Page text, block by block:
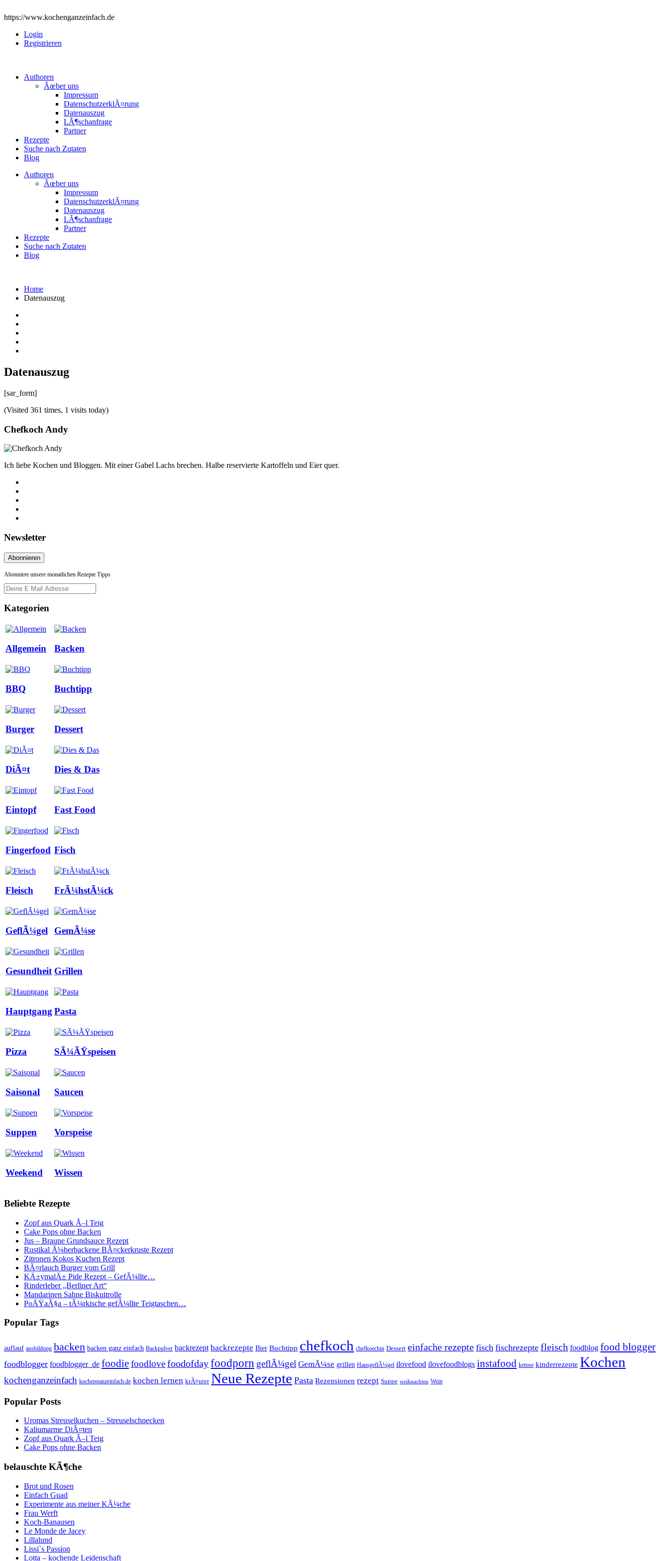
https://www.kochenganzeinfach.de
Login
Registrieren
Authoren
Ãœber uns
Impressum
DatenschutzerklÃ¤rung
Datenauszug
LÃ¶schanfrage
Partner
Rezepte
Suche nach Zutaten
Blog
Authoren
Ãœber uns
Impressum
DatenschutzerklÃ¤rung
Datenauszug
LÃ¶schanfrage
Partner
Rezepte
Suche nach Zutaten
Blog
Home
Datenauszug
Datenauszug
[sar_form]
(Visited 361 times, 1 visits today)
Chefkoch Andy
Ich liebe Kochen und Bloggen. Mit einer Gabel Lachs brechen. Halbe reservierte Kartoffeln und Eier quer.
Newsletter
Abonniere unsere monatlichen Rezepte Tipps
Kategorien
Allgemein Backen
BBQ Buchtipp
Burger Dessert
DiÃ¤t Dies & Das
Eintopf Fast Food
Fingerfood Fisch
Fleisch FrÃ¼hstÃ¼ck
GeflÃ¼gel GemÃ¼se
Gesundheit Grillen
Hauptgang Pasta
Pizza SÃ¼ÃŸspeisen
Saisonal Saucen
Suppen Vorspeise
Weekend Wissen
Beliebte Rezepte
Zopf aus Quark Ã–l Teig
Cake Pops ohne Backen
Jus – Braune Grundsauce Rezept
Rustikal Ã¼berbackene BÃ¤ckerkruste Rezept
Zitronen Kokos Kuchen Rezept
BÃ¤rlauch Burger vom Grill
KÄ±ymalÄ± Pide Rezept – GefÃ¼llte…
Rinderleber „Berliner Art“
Mandarinen Sahne Biskuitrolle
PoÄŸaÃ§a – tÃ¼rkische gefÃ¼llte Teigtaschen…
Popular Tags
auflauf ausbildung backen backen ganz einfach Backpulver backrezept backrezepte Bier Buchtipp chefkoch chefkoechin Dessert einfache rezepte fisch fischrezepte fleisch foodblog food blogger
foodblogger foodblogger_de foodiefoodlovefoodofdayfoodporn geflÃ¼gel GemÃ¼se grillen HausgeflÃ¼gel ilovefood ilovefoodblogs instafood ketose kinderrezepte Kochen
kochenganzeinfach kochenganzeinfach.de kochen lernen krÃ¤uter Neue Rezepte Pasta Rezensionen rezept Suppe weihnachten Wein
Popular Posts
Uromas Streuselkuchen – Streuselschnecken
Kaliumarme DiÃ¤ten
Zopf aus Quark Ã–l Teig
Cake Pops ohne Backen
belauschte KÃ¶che
Brot und Rosen
Einfach Guad
Experimente aus meiner KÃ¼che
Frau Werft
Koch-Banausen
Le Monde de Jacey
Lillalund
Lissi`s Passion
Lotta – kochende Leidenschaft